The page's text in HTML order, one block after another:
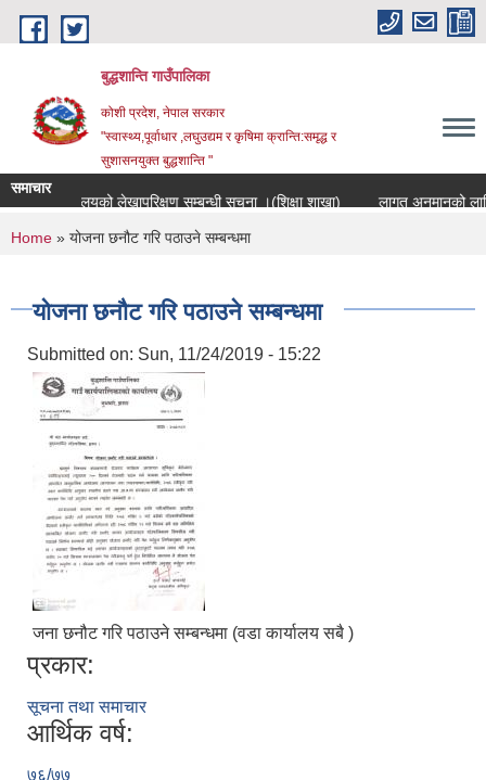
Skip to main content
बुद्धशान्ति गाउँपालिका
कोशी प्रदेश, नेपाल सरकार
"स्वास्थ्य,पूर्वाधार ,लघुउद्यम र कृषिमा क्रान्ति:समृद्ध र
सुशासनयुक्त बुद्धशान्ति "
समाचार
विद्यालयको लेखापरिक्षण सम्बन्धी सूचना ।(शिक्षा शाखा)
लागत अनुमानको लागि
You are here
Home » योजना छनौट गरि पठाउने सम्बन्धमा
योजना छनौट गरि पठाउने सम्बन्धमा
Submitted on: Sun, 11/24/2019 - 15:22
जना छनौट गरि पठाउने सम्बन्धमा (वडा कार्यालय सबै )
प्रकार:
सूचना तथा समाचार
आर्थिक वर्ष:
७६/७७